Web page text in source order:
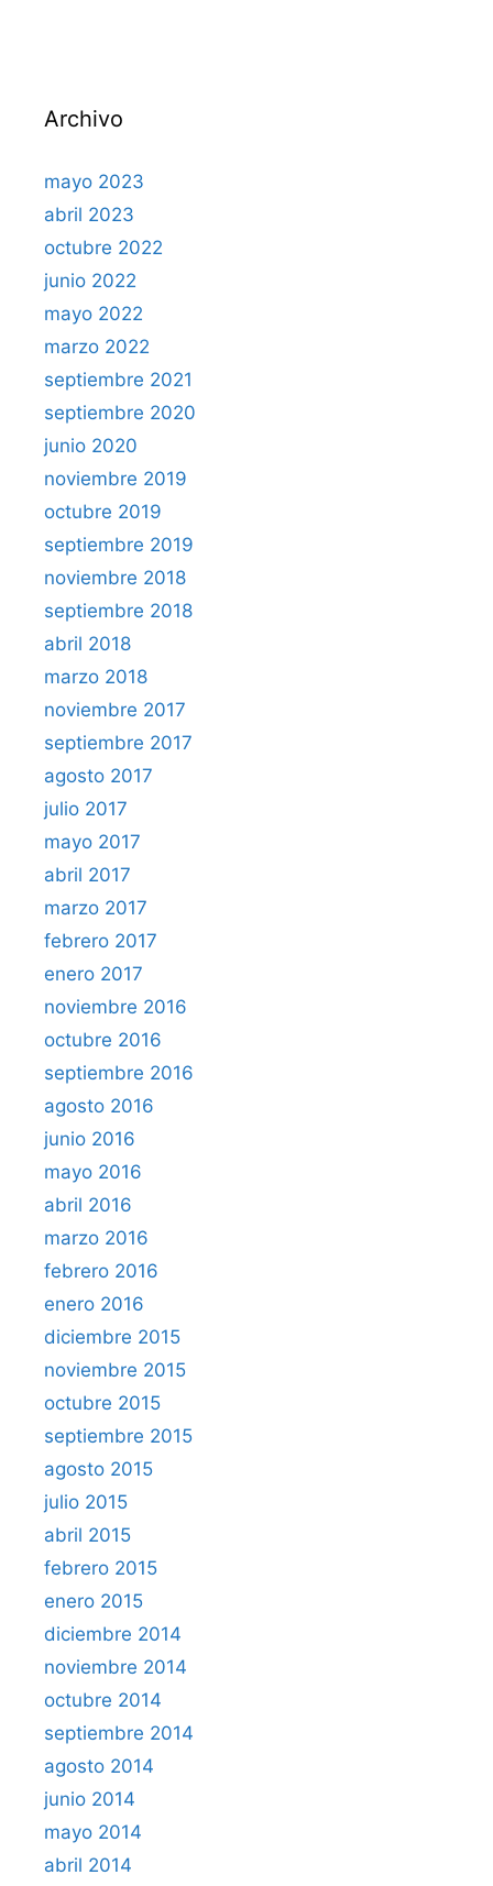
Archivo
mayo 2023
abril 2023
octubre 2022
junio 2022
mayo 2022
marzo 2022
septiembre 2021
septiembre 2020
junio 2020
noviembre 2019
octubre 2019
septiembre 2019
noviembre 2018
septiembre 2018
abril 2018
marzo 2018
noviembre 2017
septiembre 2017
agosto 2017
julio 2017
mayo 2017
abril 2017
marzo 2017
febrero 2017
enero 2017
noviembre 2016
octubre 2016
septiembre 2016
agosto 2016
junio 2016
mayo 2016
abril 2016
marzo 2016
febrero 2016
enero 2016
diciembre 2015
noviembre 2015
octubre 2015
septiembre 2015
agosto 2015
julio 2015
abril 2015
febrero 2015
enero 2015
diciembre 2014
noviembre 2014
octubre 2014
septiembre 2014
agosto 2014
junio 2014
mayo 2014
abril 2014